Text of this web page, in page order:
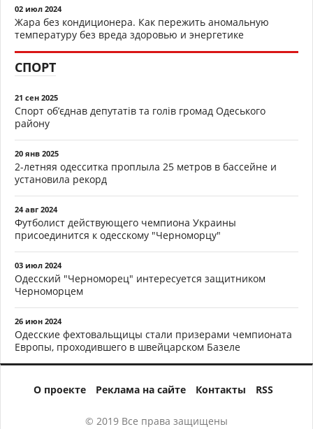
02 июл 2024
Жара без кондиционера. Как пережить аномальную
температуру без вреда здоровью и энергетике
СПОРТ
21 сен 2025
Спорт об’єднав депутатів та голів громад Одеського
району
20 янв 2025
2-летняя одесситка проплыла 25 метров в бассейне и
установила рекорд
24 авг 2024
Футболист действующего чемпиона Украины
присоединится к одесскому "Черноморцу"
03 июл 2024
Одесский "Черноморец" интересуется защитником
Черноморцем
26 июн 2024
Одесские фехтовальщицы стали призерами чемпионата
Европы, проходившего в швейцарском Базеле
О проекте Реклама на сайте Контакты RSS
© 2019 Все права защищены